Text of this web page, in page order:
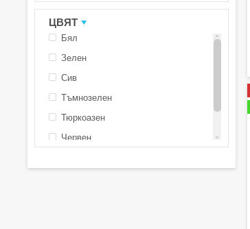
ЦВЯТ
Бял
Зелен
Сив
Тъмнозелен
Тюркоазен
Червен